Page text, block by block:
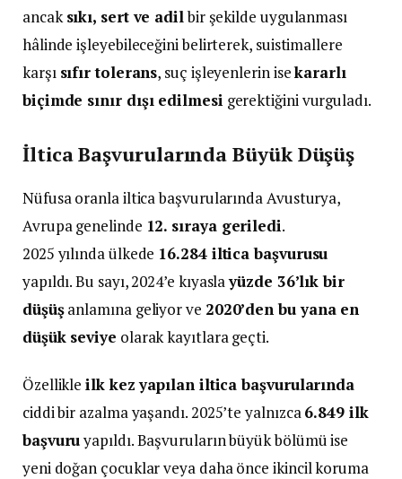
ancaksıkı, sert ve adilbir şekilde uygulanması
hâlinde işleyebileceğini belirterek, suistimallere
karşı sıfır tolerans, suç işleyenlerin isekararlı
biçimde sınır dışı edilmesi gerektiğini vurguladı.
İltica Başvurularında Büyük Düşüş
Nüfusa oranla iltica başvurularında Avusturya,
Avrupa genelinde 12. sıraya geriledi.
2025 yılında ülkede 16.284 iltica başvurusu
yapıldı. Bu sayı, 2024’e kıyaslayüzde 36’lık bir
düşüşanlamına geliyor ve 2020’den bu yana en
düşük seviye olarak kayıtlara geçti.
Özellikleilk kez yapılan iltica başvurularında
ciddi bir azalma yaşandı. 2025’te yalnızca6.849 ilk
başvuruyapıldı. Başvuruların büyük bölümü ise
yeni doğan çocuklar veya daha önce ikincil koruma